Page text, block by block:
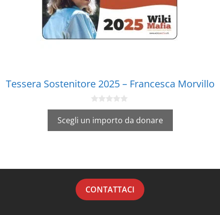
Tessera Sostenitore 2025 – Francesca Morvillo
0
s
u
Scegli un importo da donare
CONTATTACI